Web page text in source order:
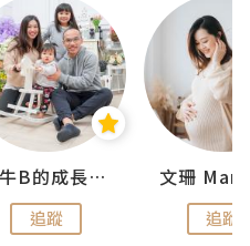
和牛B的成長日記
追蹤
文珊
追蹤